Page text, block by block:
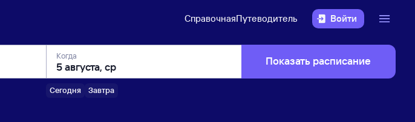
СправочнаяПутеводитель Войти
Когда
Сегодня Завтра
Показать расписание